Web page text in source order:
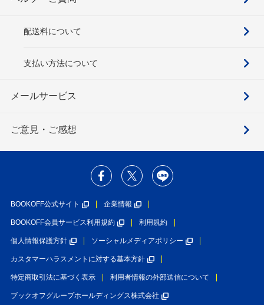
配送料について
支払い方法について
メールサービス
ご意見・ご感想
BOOKOFF公式サイト 企業情報
BOOKOFF会員サービス利用規約 利用規約
個人情報保護方針 ソーシャルメディアポリシー
カスタマーハラスメントに対する基本方針
特定商取引法に基づく表示 利用者情報の外部送信について
ブックオフグループホールディングス株式会社